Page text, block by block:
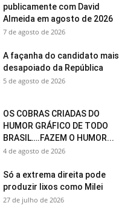
publicamente com David
Almeida em agosto de 2026
7 de agosto de 2026
A façanha do candidato mais
desapoiado da República
5 de agosto de 2026
OS COBRAS CRIADAS DO
HUMOR GRÁFICO DE TODO
BRASIL….FAZEM O HUMOR...
4 de agosto de 2026
Só a extrema direita pode
produzir lixos como Milei
27 de julho de 2026